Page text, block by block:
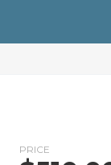
PRICE